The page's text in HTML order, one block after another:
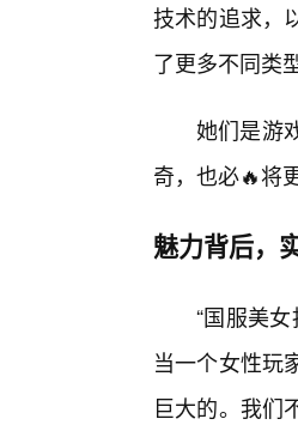
技术的追求，
了更多不同类
她们是游
奇，也必🔥将
魅力背后，
“国服美
当一个女性玩
巨大的。我们